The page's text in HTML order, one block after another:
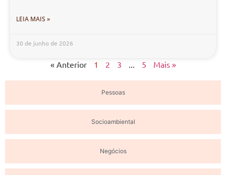
Pessoas
Socioambiental
Negócios
LEIA MAIS »
30 de junho de 2026
« Anterior 1 2 3 ... 5 Mais »